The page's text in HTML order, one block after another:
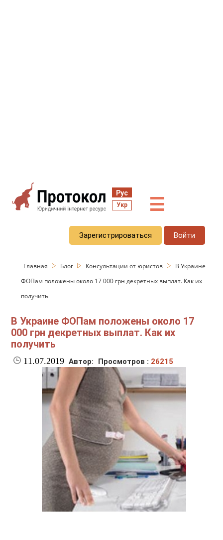
Рус
Укр ☰
Зарегистрироваться Войти
Главная Блог Консультации от юристов
В Украине
ФОПам положены около 17 000 грн декретных выплат. Как их
получить
В Украине ФОПам положены около 17
000 грн декретных выплат. Как их
получить
11.07.2019 Автор: Просмотров : 26215